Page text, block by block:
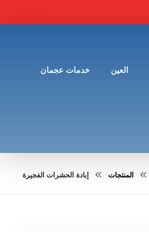
العين خدمات عجمان
المنتجات إبادة الحشرات الفجيرة